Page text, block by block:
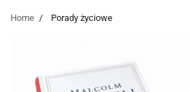
Home Porady życiowe